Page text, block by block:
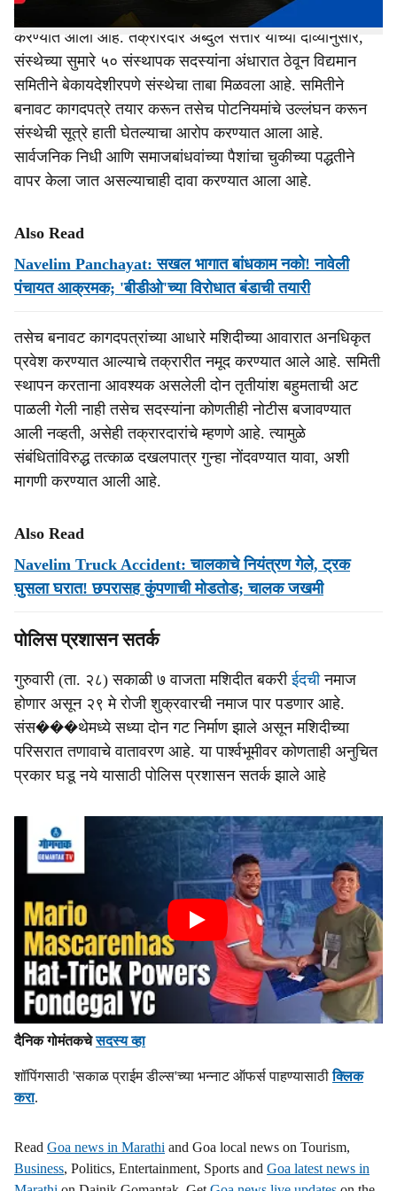
कलहोली तसेच इतर समिती सदस्यांविरुद्ध गुन्हा नोंदवण्याची मागणी
करण्यात आली आहे. तक्रारदार अब्दुल सत्तार यांच्या दाव्यानुसार,
संस्थेच्या सुमारे ५० संस्थापक सदस्यांना अंधारात ठेवून विद्यमान
समितीने बेकायदेशीरपणे संस्थेचा ताबा मिळवला आहे. समितीने
बनावट कागदपत्रे तयार करून तसेच पोटनियमांचे उल्लंघन करून
संस्थेची सूत्रे हाती घेतल्याचा आरोप करण्यात आला आहे.
सार्वजनिक निधी आणि समाजबांधवांच्या पैशांचा चुकीच्या पद्धतीने
वापर केला जात असल्याचाही दावा करण्यात आला आहे.
Also Read
Navelim Panchayat: सखल भागात बांधकाम नको! नावेली
पंचायत आक्रमक; 'बीडीओ'च्या विरोधात बंडाची तयारी
तसेच बनावट कागदपत्रांच्या आधारे मशिदीच्या आवारात अनधिकृत
प्रवेश करण्यात आल्याचे तक्रारीत नमूद करण्यात आले आहे. समिती
स्थापन करताना आवश्यक असलेली दोन तृतीयांश बहुमताची अट
पाळली गेली नाही तसेच सदस्यांना कोणतीही नोटीस बजावण्यात
आली नव्हती, असेही तक्रारदारांचे म्हणणे आहे. त्यामुळे
संबंधितांविरुद्ध तत्काळ दखलपात्र गुन्हा नोंदवण्यात यावा, अशी
मागणी करण्यात आली आहे.
Also Read
Navelim Truck Accident: चालकाचे नियंत्रण गेले, ट्रक
घुसला घरात! छपरासह कुंपणाची मोडतोड; चालक जखमी
पोलिस प्रशासन सतर्क
गुरुवारी (ता. २८) सकाळी ७ वाजता मशिदीत बकरीईदचीनमाज
होणार असून २९ मे रोजी शुक्रवारची नमाज पार पडणार आहे.
संस���थेमध्ये सध्या दोन गट निर्माण झाले असून मशिदीच्या
परिसरात तणावाचे वातावरण आहे. या पार्श्वभूमीवर कोणताही अनुचित
प्रकार घडू नये यासाठी पोलिस प्रशासन सतर्क झाले आहे
दैनिक गोमंतकचेसदस्य व्हा
शॉपिंगसाठी 'सकाळ प्राईम डील्स'च्या भन्नाट ऑफर्स पाहण्यासाठीक्लिक
करा.
Read Goa news in Marathi and Goa local news on Tourism,
Business, Politics, Entertainment, Sports and Goa latest news in